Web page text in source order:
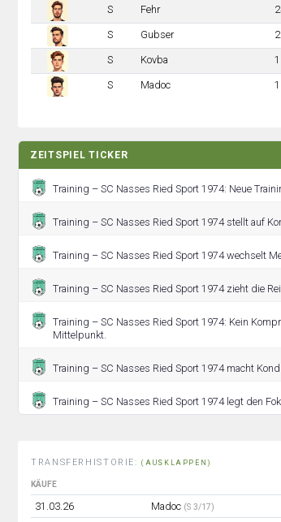
S Fehr
S Gubser
S Kovba
S Madoc
ZEITSPIEL TICKER
Training – SC Nasses Ried Sport 1974: Neue
Training – SC Nasses Ried Sport 1974 stellt auf
Training – SC Nasses Ried Sport 1974 wechselt
Training – SC Nasses Ried Sport 1974 zieht die
Training – SC Nasses Ried Sport 1974: Kein
Mittelpunkt.
Training – SC Nasses Ried Sport 1974 macht
Training – SC Nasses Ried Sport 1974 legt den
TRANSFERHISTORIE:(AUSKLAPPEN)
KÄUFE
31.03.26 Madoc (S 3/17)